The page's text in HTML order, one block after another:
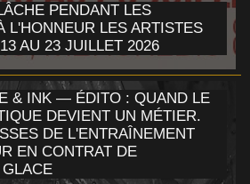
PENDANT LES
L'HONNEUR LES ARTISTES
AU 23 JUILLET 2026
& INK — ÉDITO : QUAND LE
DEVIENT UN MÉTIER.
DE L'ENTRAÎNEMENT
EN CONTRAT DE